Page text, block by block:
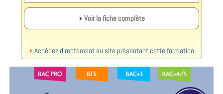
Voir la fiche complète
Accédez directement au site présentant cette formation